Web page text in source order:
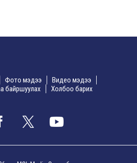
Фото мэдээ
Видео мэдээ
байршуулах
Холбоо барих